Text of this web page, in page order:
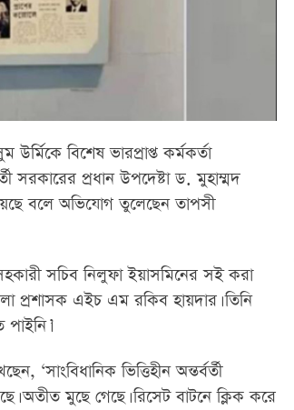
উর্মিকে বিশেষ ভারপ্রাপ্ত কর্মকর্তা
সরকারের প্রধান উপদেষ্টা ড. মুহাম্মদ
বলে অভিযোগ তুলেছেন তাপসী
সচিব নিলুফা ইয়াসমিনের সই করা
প্রশাসক এইচ এম রকিব হায়দার। তিনি
ভিত্তিহীন অন্তর্বর্তী
অতীত মুছে গেছে। রিসেট বাটনে ক্লিক করে